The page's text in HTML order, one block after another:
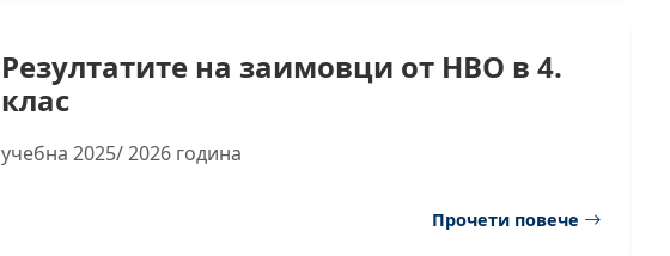
Резултатите на заимовци от НВО в 4.
клас
учебна 2025/ 2026 година
Прочети повече